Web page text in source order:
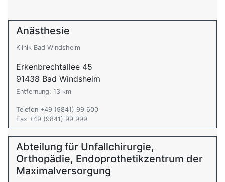
Anästhesie
Klinik Bad Windsheim
Erkenbrechtallee 45
91438 Bad Windsheim
Entfernung: 13 km
Telefon +49 (9841) 99 600
Fax +49 (9841) 99 999
Abteilung für Unfallchirurgie,
Orthopädie, Endoprothetikzentrum der
Maximalversorgung